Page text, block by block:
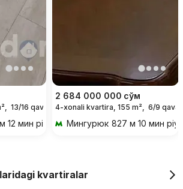
13/16 qavat
12 мин piyoda
2 684 000 000 сўм
4-xonali kvartira, 155 m², 6/9 qavat
Мингурюк 827 м 10 мин
kvartiralar